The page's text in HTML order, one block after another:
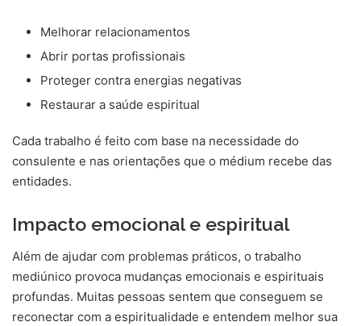
Melhorar relacionamentos
Abrir portas profissionais
Proteger contra energias negativas
Restaurar a saúde espiritual
Cada trabalho é feito com base na necessidade do
consulente e nas orientações que o médium recebe das
entidades.
Impacto emocional e espiritual
Além de ajudar com problemas práticos, o trabalho
mediúnico provoca mudanças emocionais e espirituais
profundas. Muitas pessoas sentem que conseguem se
reconectar com a espiritualidade e entendem melhor sua